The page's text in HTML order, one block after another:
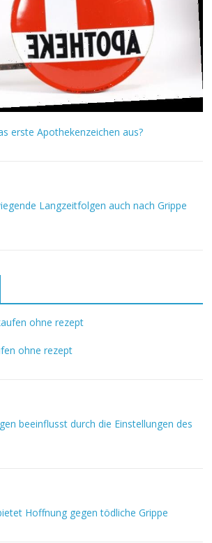
erste Apothekenzeichen aus?
Langzeitfolgen auch nach Grippe
ohne rezept
beeinflusst durch die Einstellungen des
Hoffnung gegen tödliche Grippe